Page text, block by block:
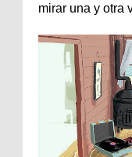
mirar una y otra